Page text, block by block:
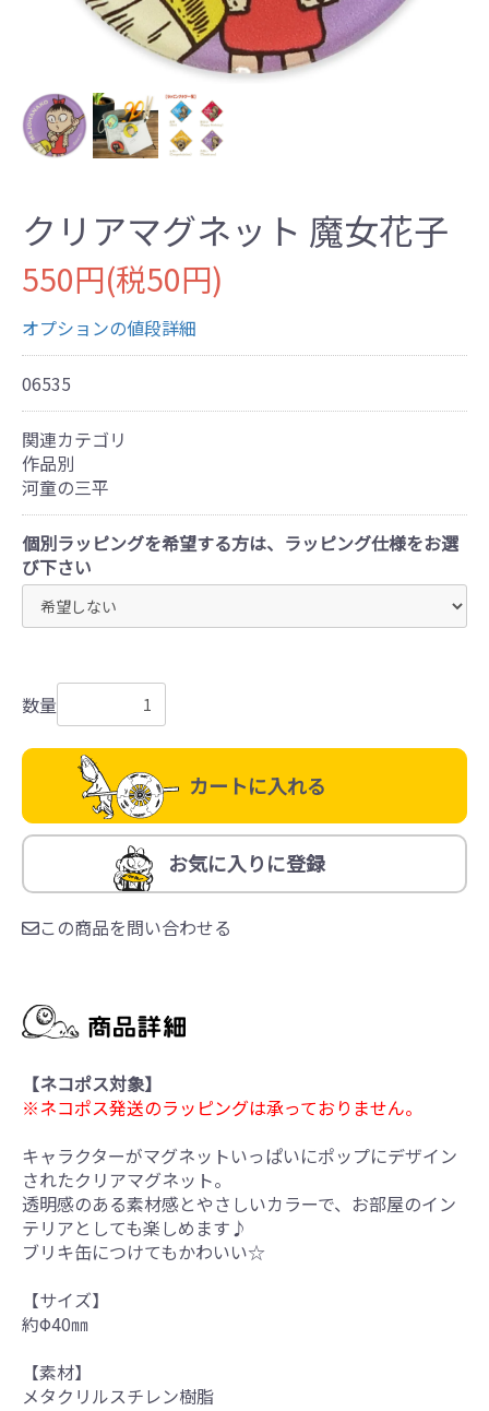
クリアマグネット 魔女花子
550円(税50円)
オプションの値段詳細
06535
関連カテゴリ
作品別
河童の三平
個別ラッピングを希望する方は、ラッピング仕様をお選
び下さい
数量
カートに入れる
お気に入りに登録
この商品を問い合わせる
【ネコポス対象】
※ネコポス発送のラッピングは承っておりません。
キャラクターがマグネットいっぱいにポップにデザイン
されたクリアマグネット。
透明感のある素材感とやさしいカラーで、お部屋のイン
テリアとしても楽しめます♪
ブリキ缶につけてもかわいい☆
【サイズ】
約Φ40㎜
【素材】
メタクリルスチレン樹脂